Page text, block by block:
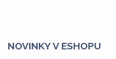
NOVINKY V ESHOPU